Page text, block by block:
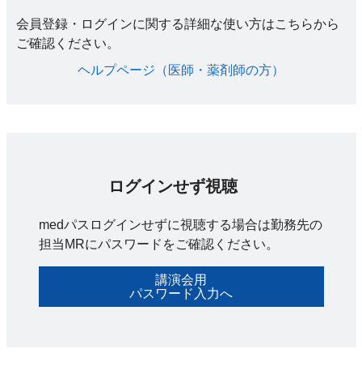
会員登録・ログインに関する詳細な使い方はこちらから
ご確認ください。​
ヘルプページ（医師・薬剤師の方）​
ログインせず視聴
medパスログインせずに視聴する場合は勤務先の
担当MRにパスワードをご確認ください。
講演会用
パスワード入力へ